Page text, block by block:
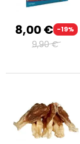
8,00 € -19%
9,90 €